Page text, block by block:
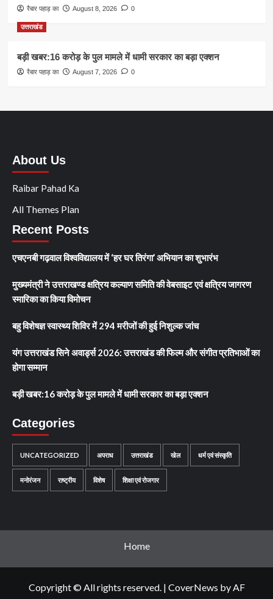
रैबार पहाड़ का August 8, 2026 0
उत्तराखंड
बड़ी खबर:16 करोड़ के पुल मामले में धामी सरकार का बड़ा एक्शन
रैबार पहाड़ का August 7, 2026 0
About Us
Raibar Pahad Ka
All Themes Plan
Recent Posts
एचएनबी गढ़वाल विश्वविद्यालय में ‘हर घर तिरंगा’ अभियान का शुभारंभ
मुख्यमंत्री ने उत्तराखण्ड क्षत्रिय कल्याण समिति की वेबसाइट एवं क्षत्रिय जागरण
स्मारिका का किया विमोचन
बहु विशेषज्ञ स्वास्थ्य शिविर में 294 मरीजों की हुई निशुल्क जांच
यंग उत्तराखंड सिने अवार्ड्स 2026: उत्तराखंड की फिल्म और संगीत प्रतिभाओं का
होगा सम्मान
बड़ी खबर:16 करोड़ के पुल मामले में धामी सरकार का बड़ा एक्शन
Categories
UNCATEGORIZED अपराध उत्तराखंड खेल धर्म एवं संस्कृति
मनोरंजन राष्ट्रीय विशेष शिक्षा एवं रोजगार
Home
Copyright © All rights reserved. | CoverNews by AF